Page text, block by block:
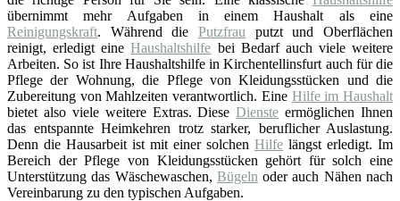
übernimmt mehr Aufgaben in einem Haushalt als eine
Reinigungskraft. Während die Putzfrau putzt und Oberflächen
reinigt, erledigt eineHaushaltshilfe bei Bedarf auch viele weitere
Arbeiten. So ist Ihre Haushaltshilfe in Kirchentellinsfurt auch für die
Pflege der Wohnung, die Pflege von Kleidungsstücken und die
Zubereitung von Mahlzeiten verantwortlich. Eine Hilfe im Haushalt
bietet also viele weitere Extras. DieseDienste ermöglichen Ihnen
das entspannte Heimkehren trotz starker, beruflicher Auslastung.
Denn die Hausarbeit ist mit einer solchen Hilfe längst erledigt. Im
Bereich der Pflege von Kleidungsstücken gehört für solch eine
Unterstützung das Wäschewaschen, Bügeln oder auch Nähen nach
Vereinbarung zu den typischen Aufgaben.